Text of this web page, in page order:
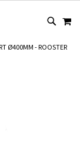
Ø400MM - ROOSTER